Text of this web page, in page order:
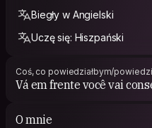
Biegły w Angielski
Uczę się: Hiszpański
Coś, co powiedziałbym/
Vá em frente você vai
O mnie